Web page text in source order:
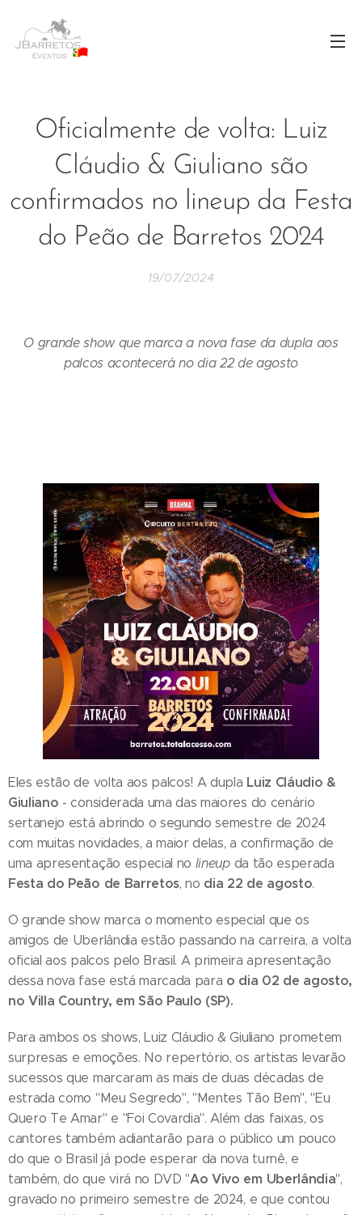
Oficialmente de volta: Luiz
Cláudio & Giuliano são
confirmados no lineup da Festa
do Peão de Barretos 2024
19/07/2024
O grande show que marca a nova fase da dupla aos
palcos acontecerá no dia 22 de agosto
Eles estão de volta aos palcos! A dupla Luiz Cláudio &
Giuliano - considerada uma das maiores do cenário
sertanejo está abrindo o segundo semestre de 2024
com muitas novidades, a maior delas, a confirmação de
uma apresentação especial no lineupda tão esperada
Festa do Peão de Barretos, no dia 22 de agosto.
O grande show marca o momento especial que os
amigos de Uberlândia estão passando na carreira, a volta
oficial aos palcos pelo Brasil. A primeira apresentação
dessa nova fase está marcada para o dia 02 de agosto,
no Villa Country, em São Paulo (SP).
Para ambos os shows, Luiz Cláudio & Giuliano prometem
surpresas e emoções. No repertório, os artistas levarão
sucessos que marcaram as mais de duas décadas de
estrada como "Meu Segredo", "Mentes Tão Bem", "Eu
Quero Te Amar" e "Foi Covardia". Além das faixas, os
cantores também adiantarão para o público um pouco
do que o Brasil já pode esperar da nova turnê, e
também, do que virá no DVD "Ao Vivo em Uberlândia",
gravado no primeiro semestre de 2024, e que contou